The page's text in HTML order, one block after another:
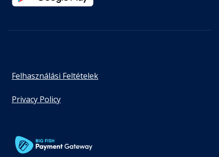
Felhasználási Feltételek
Privacy Policy